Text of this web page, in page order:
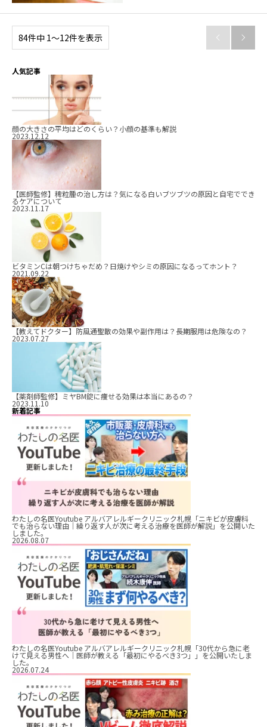
84件中 1〜12件を表示  
人気記事
顔の大きさの平均はどのくらい？小顔の基準も解説
2023.12.12
【医師監修】稗粒腫の治し方は？気になる白いブツブツの原因と自宅ででき
るケアについて
2023.11.17
ビタミンCは朝つけちゃだめ？日焼けやシミの原因になるってホント？
2021.09.22
【教えてドクター】防風通聖散の効果や副作用は？長期服用は危険なの？
2023.07.27
【薬剤師監修】ミヤBM錠に痩せる効果は本当にあるの？
2023.11.10
新着記事
わたしの名医Youtube アルバアレルギークリニック札幌「ニキビが皮膚科
でも治らない理由｜繰り返す人が次に考える治療を医師が解説」を公開いた
しました。
2026.08.07
わたしの名医Youtube アルバアレルギークリニック札幌「30代から急に老
けて見える男性へ｜医師が教える「最初にやるべき3つ」」を公開いたしま
した。
2026.07.24